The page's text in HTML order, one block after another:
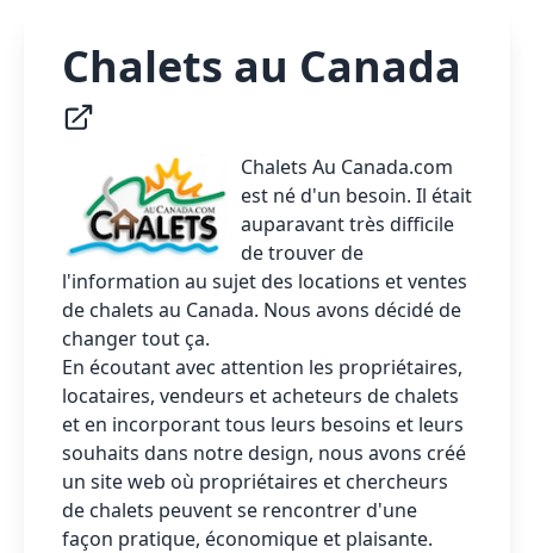
Chalets au Canada
Chalets Au Canada.com
est né d'un besoin. Il était
auparavant très difficile
de trouver de
l'information au sujet des locations et ventes
de chalets au Canada. Nous avons décidé de
changer tout ça.
En écoutant avec attention les propriétaires,
locataires, vendeurs et acheteurs de chalets
et en incorporant tous leurs besoins et leurs
souhaits dans notre design, nous avons créé
un site web où propriétaires et chercheurs
de chalets peuvent se rencontrer d'une
façon pratique, économique et plaisante.